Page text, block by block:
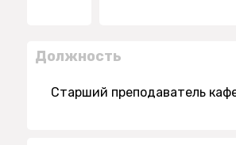
Должность
Старший преподаватель